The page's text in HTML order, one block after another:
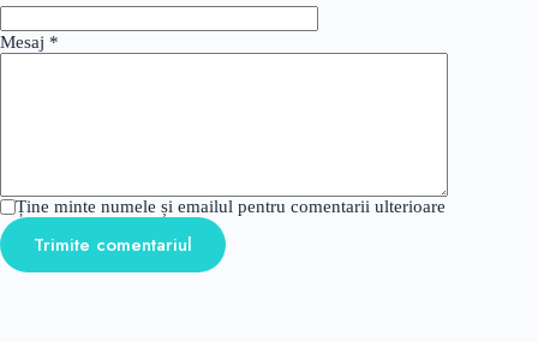
Mesaj *
Ține minte numele și emailul pentru comentarii ulterioare
Trimite comentariul